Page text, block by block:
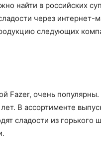
найти в российских
через интернет-
следующих
Fazer, очень
В ассортименте
сладости из горького